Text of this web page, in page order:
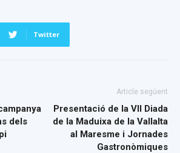
Twitter
dels
Article següent
Presentació de la VII Diada
de la Maduixa de la Vallalta
al Maresme i Jornades
Gastronòmiques